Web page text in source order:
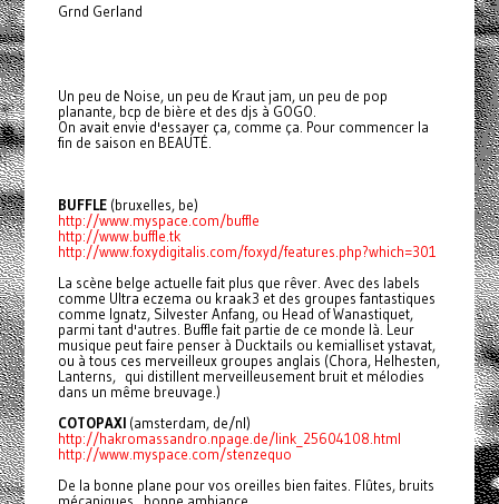
Grnd Gerland
Un peu de Noise, un peu de Kraut jam, un peu de pop
planante, bcp de bière et des djs à GOGO.
On avait envie d'essayer ça, comme ça. Pour commencer la
fin de saison en BEAUTÉ.
BUFFLE(bruxelles, be)
http://www.myspace.com/buffle
http://www.buffle.tk
http://www.foxydigitalis.com/foxyd/features.php?which=301
La scène belge actuelle fait plus que rêver. Avec des labels
comme Ultra eczema ou kraak3 et des groupes fantastiques
comme Ignatz, Silvester Anfang, ou Head of Wanastiquet,
parmi tant d'autres. Buffle fait partie de ce monde là. Leur
musique peut faire penser à Ducktails ou kemialliset ystavat,
ou à tous ces merveilleux groupes anglais (Chora, Helhesten,
Lanterns, qui distillent merveilleusement bruit et mélodies
dans un même breuvage.)
COTOPAXI(amsterdam, de/nl)
http://hakromassandro.npage. de/link_25604108.html
http://www.myspace.com/stenzequo
De la bonne plane pour vos oreilles bien faites. Flûtes, bruits
mécaniques...bonne ambiance.